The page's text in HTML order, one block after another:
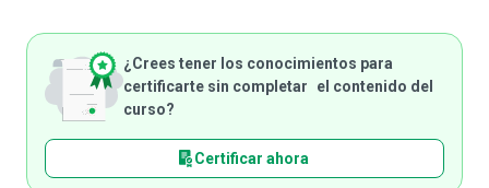
¿Crees tener los conocimientos para
certificarte sin completar el contenido del
curso?
Certificar ahora